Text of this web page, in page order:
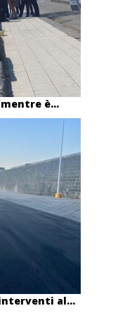
è...
al...